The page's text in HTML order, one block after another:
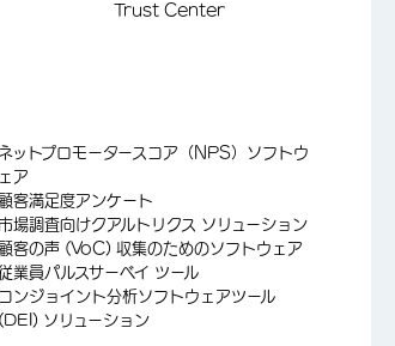
Trust Center
ットプロモータースコア（NPS）ソフトウ
ェア
顧客満足度アンケート
場調査向けクアルトリクス ソリューション
顧客の声 (VoC) 収集のためのソフトウェア
業員パルスサーベイ ツール
コンジョイント分析ソフトウェアツール
(DEI) ソリューション